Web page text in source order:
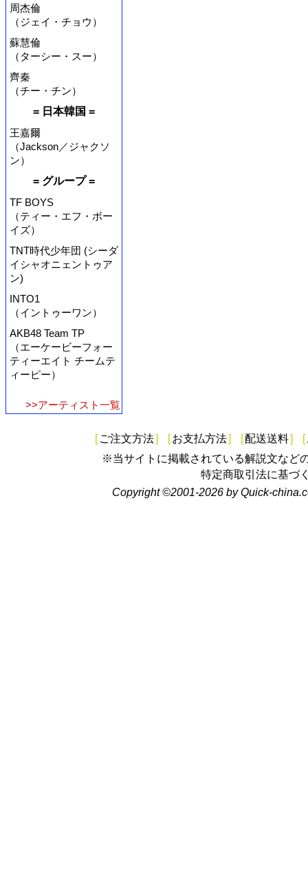
周杰倫
（ジェイ・チョウ）
蘇慧倫
（ターシー・スー）
齊秦
（チー・チン）
= 日本韓国 =
王嘉爾
（Jackson／ジャクソ
ン）
= グループ =
TF BOYS
（ティー・エフ・ボー
イズ）
TNT時代少年団 (シーダ
イシャオニェントゥア
ン)
INTO1
（イントゥーワン）
AKB48 Team TP
（エーケービーフォー
ティーエイト チームテ
ィーピー）
>>アーティスト一覧
[ ご注文方法] [お支払方法] [配送送料] [
※当サイトに掲載されている解説文など
特定商取引法に基づ
Copyright ©2001-2026 by Quick-